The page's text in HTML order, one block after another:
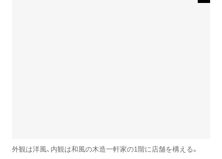
外観は洋風、内観は和風の木造一軒家の1階に店舗を構える。